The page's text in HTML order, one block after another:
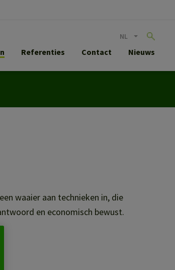
NL
Referenties Contact Nieuws
waaier aan technieken in, die
en economisch bewust.